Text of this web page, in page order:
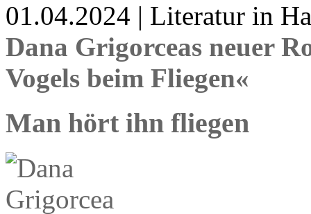
01.04.2024 | Literatur in
Dana Grigorceas neuer
Vogels beim Fliegen«
Man hört ihn fliegen